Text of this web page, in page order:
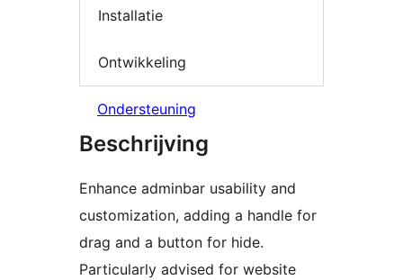
Installatie
Ontwikkeling
Ondersteuning
Beschrijving
Enhance adminbar usability and
customization, adding a handle for
drag and a button for hide.
Particularly advised for website